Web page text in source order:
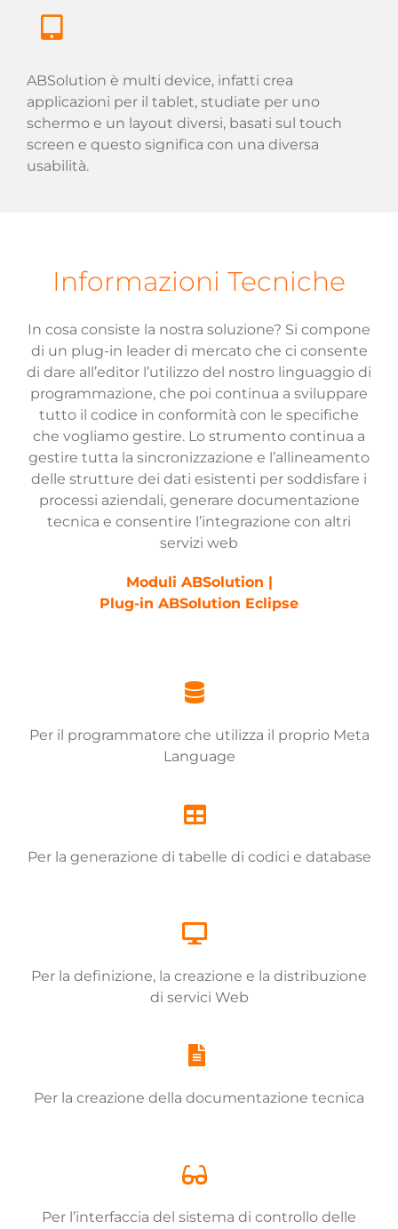
ABSolution è multi device, infatti crea
applicazioni per il tablet, studiate per uno
schermo e un layout diversi, basati sul touch
screen e questo significa con una diversa
usabilità.
Informazioni Tecniche
In cosa consiste la nostra soluzione? Si compone
di un plug-in leader di mercato che ci consente
di dare all’editor l’utilizzo del nostro linguaggio di
programmazione, che poi continua a sviluppare
tutto il codice in conformità con le specifiche
che vogliamo gestire. Lo strumento continua a
gestire tutta la sincronizzazione e l’allineamento
delle strutture dei dati esistenti per soddisfare i
processi aziendali, generare documentazione
tecnica e consentire l’integrazione con altri
servizi web
Moduli ABSolution |
Plug-in ABSolution Eclipse
Per il programmatore che utilizza il proprio Meta
Language
Per la generazione di tabelle di codici e database
Per la definizione, la creazione e la distribuzione
di servici Web
Per la creazione della documentazione tecnica
Per l’interfaccia del sistema di controllo delle